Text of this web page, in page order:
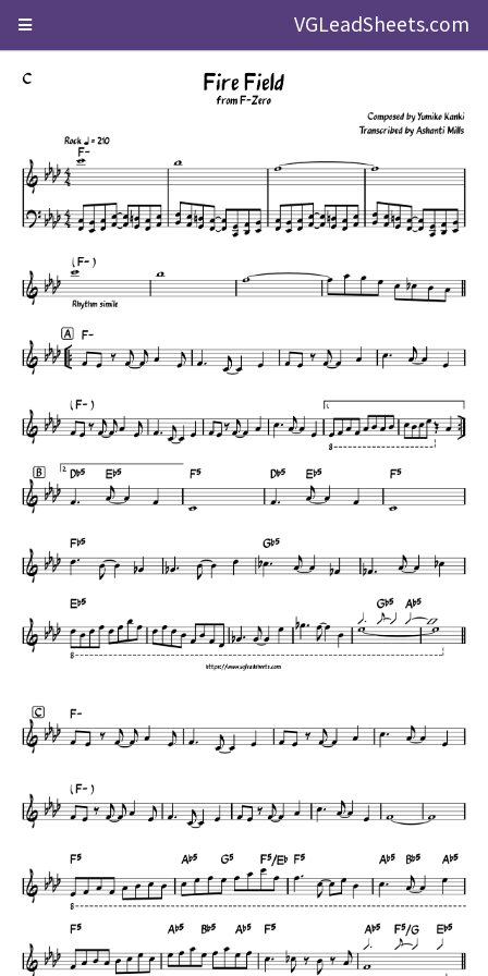
VGLeadSheets.com